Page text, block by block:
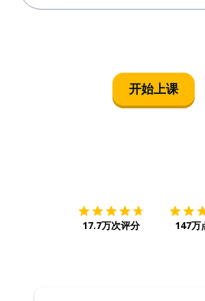
开始上课
17.7万次评分 147万